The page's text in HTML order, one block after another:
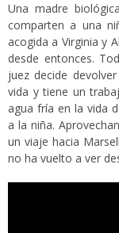
Una madre
comparten a una
acogida a Virginia y
desde entonces.
juez decide
vida y tiene un
agua fría en la vida
a la niña.
un viaje hacia
no ha vuelto a ver